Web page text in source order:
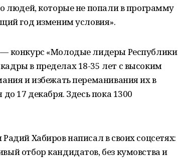
людей, которые не попали в программу
год изменим условия».
конкурс «Молодые лидеры Республики
в пределах 18-35 лет с высоким
и избежать переманивания их в
17 декабря. Здесь пока 1300
Хабиров написал в своих соцсетях:
отбор кандидатов, без кумовства и